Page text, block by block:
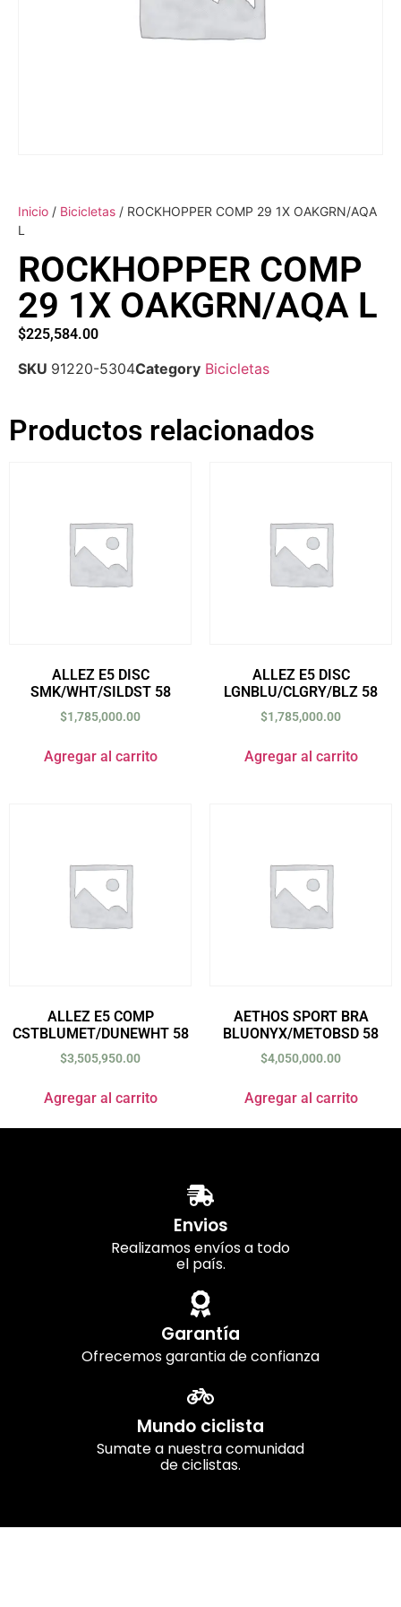
Inicio / Bicicletas / ROCKHOPPER COMP 29 1X OAKGRN/AQA
L
ROCKHOPPER COMP
29 1X OAKGRN/AQA L
$225,584.00
SKU 91220-5304Category Bicicletas
Productos relacionados
ALLEZ E5 DISC
SMK/WHT/SILDST 58
$1,785,000.00
Agregar al carrito
ALLEZ E5 DISC
LGNBLU/CLGRY/BLZ 58
$1,785,000.00
Agregar al carrito
ALLEZ E5 COMP
CSTBLUMET/DUNEWHT 58
$3,505,950.00
Agregar al carrito
AETHOS SPORT BRA
BLUONYX/METOBSD 58
$4,050,000.00
Agregar al carrito
Envios
Realizamos envíos a todo
el país.
Garantía
Ofrecemos garantia de confianza
Mundo ciclista
Sumate a nuestra comunidad
de ciclistas.